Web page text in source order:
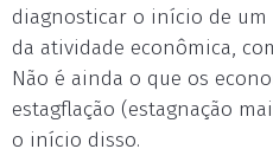
diagnosticar o início de um
da atividade econômica,
Não é ainda o que os
estagflação (estagnação
o início disso.